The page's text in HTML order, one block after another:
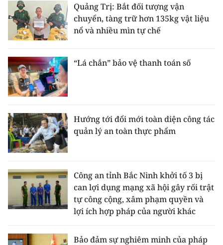
Quảng Trị: Bắt đối tượng vận
chuyển, tàng trữ hơn 135kg vật liệu
nổ và nhiều mìn tự chế
“Lá chắn” bảo vệ thanh toán số
Hướng tới đổi mới toàn diện công tác
quản lý an toàn thực phẩm
Công an tỉnh Bắc Ninh khởi tố 3 bị
can lợi dụng mạng xã hội gây rối trật
tự công cộng, xâm phạm quyền và
lợi ích hợp pháp của người khác
Bảo đảm sự nghiêm minh của pháp